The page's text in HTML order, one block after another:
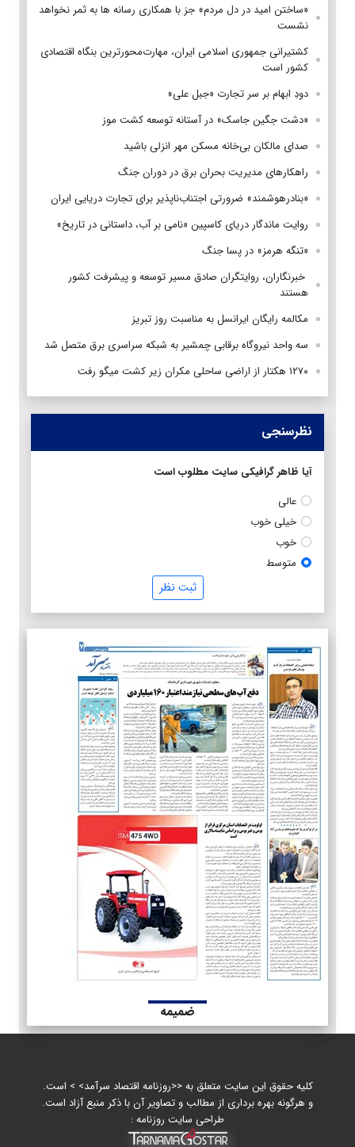
«ساختن امید در دل مردم» جز با همکاری رسانه ها به ثمر نخواهد
نشست
کشتیرانی جمهوری اسلامی ایران، مهارت‌محورترین بنگاه اقتصادی
کشور است
دودِ ابهام بر سر تجارت «جبل علی»
«دشت جگین جاسک» در آستانه توسعه کشت موز
صدای مالکان بی‌خانه مسکن مهر انزلی باشید
راهکارهای مدیریت بحران برق در دوران جنگ
«بنادرهوشمند» ضرورتی اجتناب‌ناپذیر برای تجارت دریایی ایران
روایت ماندگار دریای کاسپین «نامی بر آب، داستانی در تاریخ»
«تنگه هرمز» در پسا جنگ
‌ خبرنگاران، روایتگران صادق مسیر توسعه و پیشرفت کشور
هستند
مکالمه رایگان ایرانسل به مناسبت روز تبریز
سه واحد نیروگاه برقابی چمشیر به شبکه سراسری برق متصل شد
۱۲۷۰ هکتار از اراضی ساحلی مکران زیر کشت میگو رفت
نظرسنجی
آیا ظاهر گرافیکی سایت مطلوب است
عالی
خیلی خوب
خوب
متوسط
ثبت نظر
ضمیمه
کلیه حقوق این سایت متعلق به <<روزنامه اقتصاد سرآمد> > است.
و هرگونه بهره برداری از مطالب و تصاویر آن با ذکر منبع آزاد است.
طراحی سایت روزنامه :